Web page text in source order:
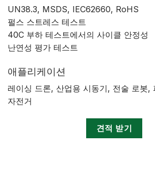
UN38.3, MSDS, IEC62660, RoHS
펄스 스트레스 테스트
40C 부하 테스트에서의 사이클 안정성
난연성 평가 테스트
애플리케이션
레이싱 드론, 산업용 시동기, 전술 로봇,
자전거
견적 받기